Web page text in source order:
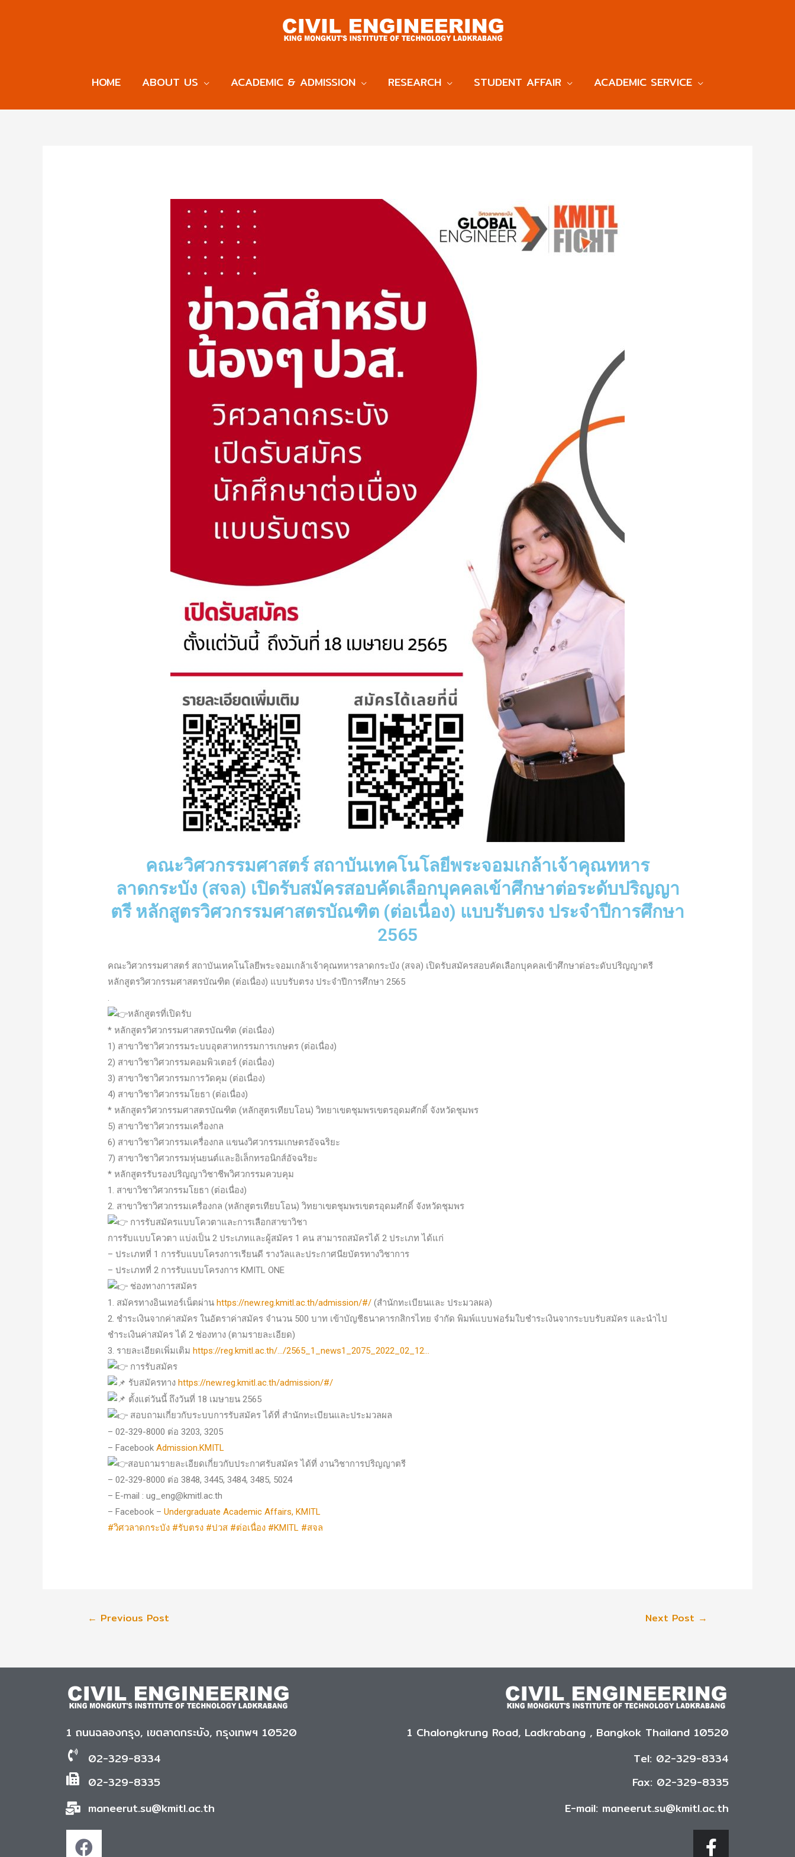
HOME ABOUT US ACADEMIC & ADMISSION RESEARCH STUDENT AFFAIR ACADEMIC SERVICE
คณะวิศวกรรมศาสตร์ สถาบันเทคโนโลยีพระจอมเกล้าเจ้าคุณทหาร
ลาดกระบัง (สจล) เปิดรับสมัครสอบคัดเลือกบุคคลเข้าศึกษาต่อระดับปริญญา
ตรี หลักสูตรวิศวกรรมศาสตรบัณฑิต (ต่อเนื่อง) แบบรับตรง ประจำปีการศึกษา
2565
คณะวิศวกรรมศาสตร์ สถาบันเทคโนโลยีพระจอมเกล้าเจ้าคุณทหารลาดกระบัง (สจล) เปิดรับสมัครสอบคัดเลือกบุคคลเข้าศึกษาต่อระดับปริญญาตรี
หลักสูตรวิศวกรรมศาสตรบัณฑิต (ต่อเนื่อง) แบบรับตรง ประจำปีการศึกษา 2565
.
หลักสูตรที่เปิดรับ
* หลักสูตรวิศวกรรมศาสตรบัณฑิต (ต่อเนื่อง)
1) สาขาวิชาวิศวกรรมระบบอุตสาหกรรมการเกษตร (ต่อเนื่อง)
2) สาขาวิชาวิศวกรรมคอมพิวเตอร์ (ต่อเนื่อง)
3) สาขาวิชาวิศวกรรมการวัดคุม (ต่อเนื่อง)
4) สาขาวิชาวิศวกรรมโยธา (ต่อเนื่อง)
* หลักสูตรวิศวกรรมศาสตรบัณฑิต (หลักสูตรเทียบโอน) วิทยาเขตชุมพรเขตรอุดมศักดิ์ จังหวัดชุมพร
5) สาขาวิชาวิศวกรรมเครื่องกล
6) สาขาวิชาวิศวกรรมเครื่องกล แขนงวิศวกรรมเกษตรอัจฉริยะ
7) สาขาวิชาวิศวกรรมหุ่นยนต์และอิเล็กทรอนิกส์อัจฉริยะ
* หลักสูตรรับรองปริญญาวิชาชีพวิศวกรรมควบคุม
1. สาขาวิชาวิศวกรรมโยธา (ต่อเนื่อง)
2. สาขาวิชาวิศวกรรมเครื่องกล (หลักสูตรเทียบโอน) วิทยาเขตชุมพรเขตรอุดมศักดิ์ จังหวัดชุมพร
การรับสมัครแบบโควตาและการเลือกสาขาวิชา
การรับแบบโควตา แบ่งเป็น 2 ประเภทและผู้สมัคร 1 คน สามารถสมัครได้ 2 ประเภท ได้แก่
– ประเภทที่ 1 การรับแบบโครงการเรียนดี รางวัลและประกาศนียบัตรทางวิชาการ
– ประเภทที่ 2 การรับแบบโครงการ KMITL ONE
ช่องทางการสมัคร
1. สมัครทางอินเทอร์เน็ตผ่านhttps://new.reg.kmitl.ac.th/admission/#/ (สำนักทะเบียนและ ประมวลผล)
2. ชำระเงินจากค่าสมัคร ในอัตราค่าสมัคร จำนวน 500 บาท เข้าบัญชีธนาคารกสิกรไทย จำกัด พิมพ์แบบฟอร์มใบชำระเงินจากระบบรับสมัคร และนำไป
ชำระเงินค่าสมัคร ได้ 2 ช่องทาง (ตามรายละเอียด)
3. รายละเอียดเพิ่มเติมhttps://reg.kmitl.ac.th/…/2565_1_news1_2075_2022_02_12…
การรับสมัคร
รับสมัครทางhttps://new.reg.kmitl.ac.th/admission/#/
ตั้งแต่วันนี้ ถึงวันที่ 18 เมษายน 2565
สอบถามเกี่ยวกับระบบการรับสมัคร ได้ที่ สำนักทะเบียนและประมวลผล
– 02-329-8000 ต่อ 3203, 3205
– FacebookAdmission.KMITL
สอบถามรายละเอียดเกี่ยวกับประกาศรับสมัคร ได้ที่ งานวิชาการปริญญาตรี
– 02-329-8000 ต่อ 3848, 3445, 3484, 3485, 5024
– E-mail : ug_eng@kmitl.ac.th
– Facebook –Undergraduate Academic Affairs, KMITL
#วิศวลาดกระบัง #รับตรง #ปวส #ต่อเนื่อง #KMITL #สจล
← Previous Post Next Post →
1 ถนนฉลองกรุง, เขตลาดกระบัง, กรุงเทพฯ 10520
02-329-8334
02-329-8335
maneerut.su@kmitl.ac.th
1 Chalongkrung Road, Ladkrabang , Bangkok Thailand 10520
Tel: 02-329-8334
Fax: 02-329-8335
E-mail: maneerut.su@kmitl.ac.th